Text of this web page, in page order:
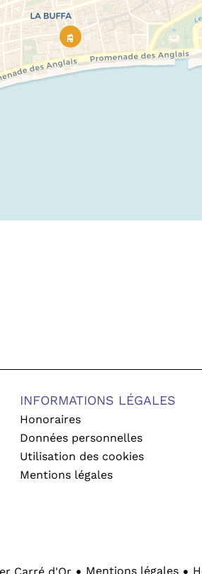
INFORMATIONS LÉGALES
Honoraires
Données personnelles
Utilisation des cookies
Mentions légales
Carré d'Or Mentions légales